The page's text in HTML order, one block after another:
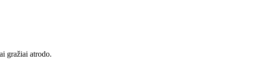
gražiai atrodo.